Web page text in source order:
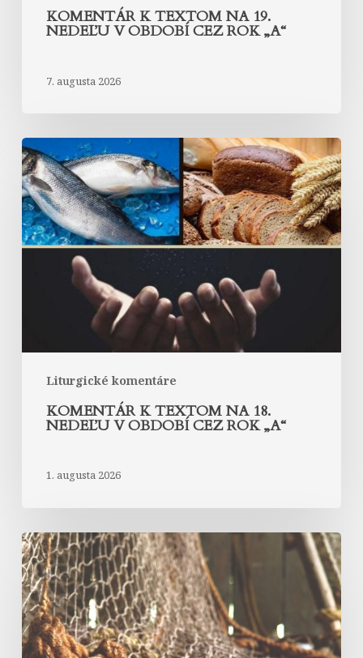
KOMENTÁR K TEXTOM NA 19.
NEDEĽU V OBDOBÍ CEZ ROK „A“
7. augusta 2026
Liturgické komentáre
Komentár
k
textom
na
18.
nedeľu
„A“
KOMENTÁR K TEXTOM NA 18.
NEDEĽU V OBDOBÍ CEZ ROK „A“
1. augusta 2026
Komentár
k
textom
na
17.
nedeľu